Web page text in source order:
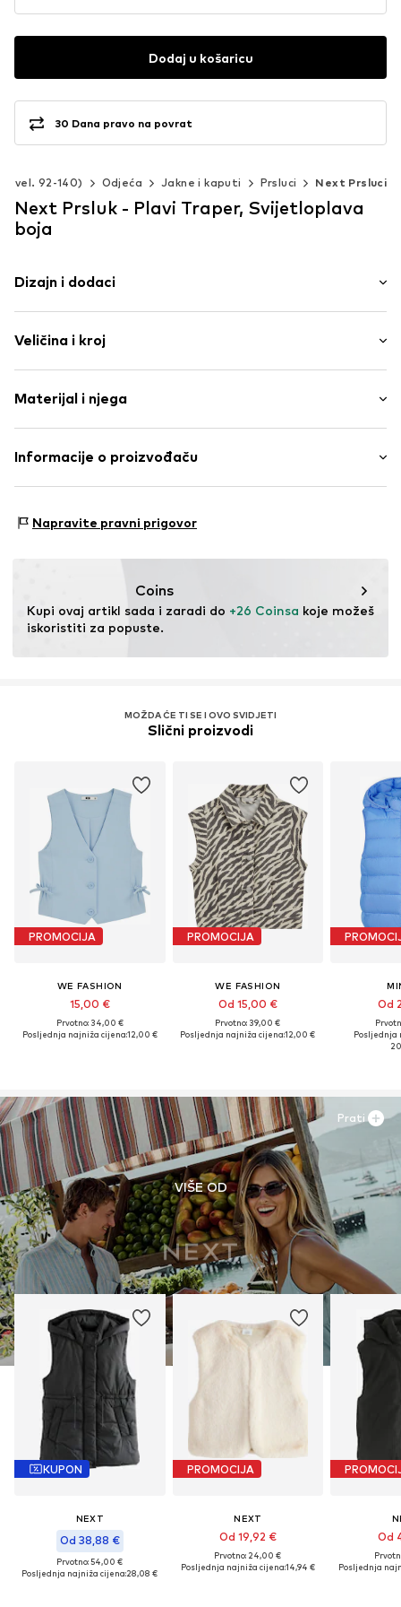
Dodaj u košaricu
30 Dana pravo na povrat
(vel. 92-140) Odjeća Jakne i kaputi Prsluci Next Prsluci
Next Prsluk - Plavi Traper, Svijetloplava
boja
Dizajn i dodaci
Prekriveni rub/šav
Red gumba
Uzorak preko cijele površine
Zatvaranje na gumbe
Veličina i kroj
Materijal i njega
Materijal: 100% Pamuk
Informacije o proizvođaču
81379 München
Napravite pravni prigovor
Coins
Kupi ovaj artikl sada i zaradi do +26 Coinsa koje možeš
iskoristiti za popuste.
MOŽDA ĆE TI SE I OVO SVIDJETI
Slični proizvodi
PROMOCIJA
WE FASHION
15,00 €
Prvotno: 34,00 €
Posljednja najniža cijena:12,00 €
PROMOCIJA
WE FASHION
Od 15,00 €
Prvotno: 39,00 €
Posljednja najniža cijena:12,00 €
Od
Posljednja
VIŠE OD
KUPON
NEXT
Od 38,88 €
Prvotno: 54,00 €
Posljednja najniža cijena:28,08 €
PROMOCIJA
NEXT
Od 19,92 €
Prvotno: 24,00 €
Posljednja najniža cijena:14,94 €
Od
Posljednja
Prati